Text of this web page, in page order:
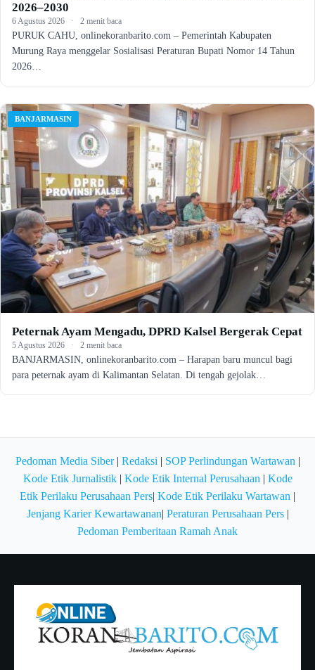
2026–2030
6 Agustus 2026 · 2 menit baca
PURUK CAHU, onlinekoranbarito.com – Pemerintah Kabupaten
Murung Raya menggelar Sosialisasi Peraturan Bupati Nomor 14 Tahun
2026…
BANJARMASIN
Peternak Ayam Mengadu, DPRD Kalsel Bergerak Cepat
5 Agustus 2026 · 2 menit baca
BANJARMASIN, onlinekoranbarito.com – Harapan baru muncul bagi
para peternak ayam di Kalimantan Selatan. Di tengah gejolak…
Pedoman Media Siber| Redaksi | SOP Perlindungan Wartawan |
Kode Etik Jurnalistik| Kode Etik Internal Perusahaan | Kode
Etik Perilaku Perusahaan Pers| Kode Etik Perilaku Wartawan |
Jenjang Karier Kewartawanan| Peraturan Perusahaan Pers|
Pedoman Pemberitaan Ramah Anak